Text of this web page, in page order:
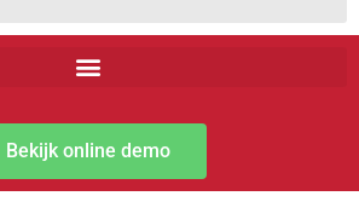
Bekijk online demo